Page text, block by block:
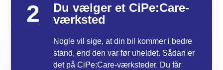
2
Du vælger et CiPe:Care-
værksted
Nogle vil sige, at din bil kommer i bedre
stand, end den var før uheldet. Sådan er
det på CiPe:Care-værksteder. Du får